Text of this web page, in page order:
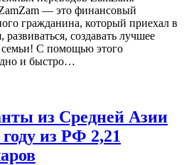
— это финансовый
гражданина, который приехал в
создавать лучшее
семьи! С помощью этого
и быстро…
из Средней Азии
из РФ 2,21